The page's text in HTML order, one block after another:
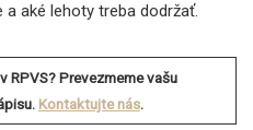
aké lehoty treba dodržať.
RPVS? Prevezmeme vašu
Kontaktujte nás.